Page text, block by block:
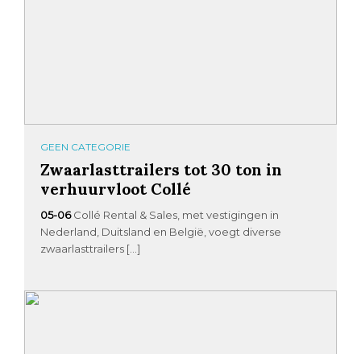
GEEN CATEGORIE
Zwaarlasttrailers tot 30 ton in
verhuurvloot Collé
05-06 Collé Rental & Sales, met vestigingen in
Nederland, Duitsland en België, voegt diverse
zwaarlasttrailers […]